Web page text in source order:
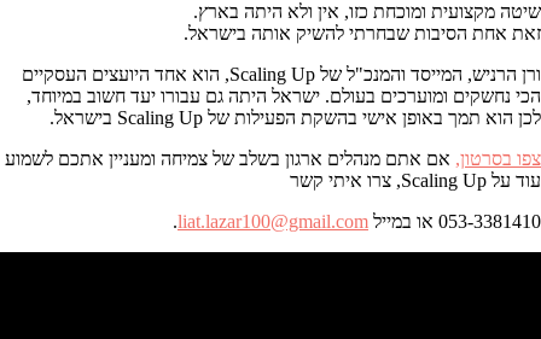
שיטה מקצועית ומוכחת כזו, אין ולא היתה בארץ.
זאת אחת הסיבות שבחרתי להשיק אותה בישראל.
ורן הרניש, המייסד והמנכ"ל של Scaling Up, הוא אחד היועצים העסקיים
הכי נחשקים ומוערכים בעולם. ישראל היתה גם עבורו יעד חשוב במיוחד,
לכן הוא תמך באופן אישי בהשקת הפעילות של Scaling Up בישראל.
צפו בסרטון, אם אתם מנהלים ארגון בשלב של צמיחה ומעניין אתכם לשמוע
עוד על Scaling Up, צרו איתי קשר
053-3381410 או במייל
liat.lazar100@gmail.com
.